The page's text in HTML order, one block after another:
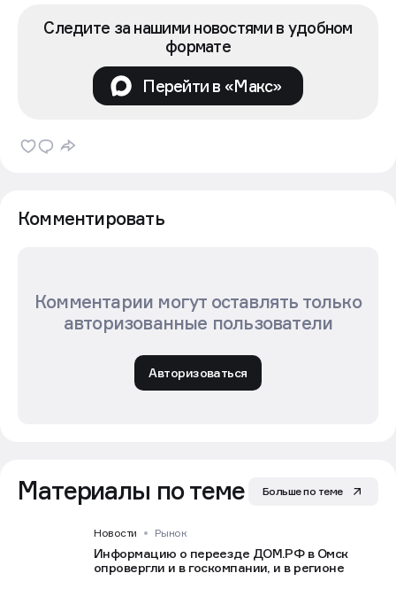
Следите за нашими новостями в удобном
формате
Перейти в «Макс»
Комментировать
Комментарии могут оставлять только
авторизованные пользователи
Авторизоваться
Материалы по теме Больше по теме
Новости Рынок
Информацию о переезде ДОМ.РФ в Омск
опровергли и в госкомпании, и в регионе